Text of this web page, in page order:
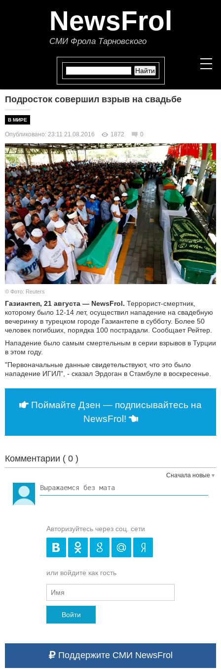
NewsFrol
СМИ Фрола Тарновского
ПОЛИТИКА
ЭКОНОМИКА
В МИРЕ
ОБЩЕСТВО
КУЛЬТУРА
НАУКА
СПОРТ
ШОУ-БИЗНЕС
АВТО И МОТО
БЛОГ
Подросток совершил взрыв на свадьбе
В МИРЕ
Опубликовано: 23:11 21.08.2016 1872 0
© Фото: Reuters
Газиантеп, 21 августа — NewsFrol. Террорист-смертник,
которому было 12-14 лет, осуществил нападение на свадебную
вечеринку в турецком городе Газиантепе в субботу. Более 50
человек погибших, порядка 100 пострадали. Сообщает Рейтер.
Нападение было самым смертельным в серии взрывов в Турции
в этом году.
"Первоначальные данные свидетельствуют, что это было
нападение ИГИЛ", - сказал Эрдоган в Стамбуле в воскресенье.
Поймайте Дзен — подписывайтесь на
NewsFrol!
Комментарии ( 0 )
Сначала новые
Авторизуйтесь через соц. сети
или войдите как гость
Войти
Поддержите СМИ NewsFrol